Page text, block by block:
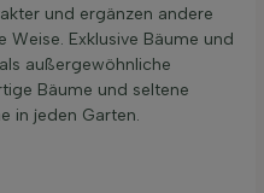
und ergänzen andere
Weise. Exklusive Bäume und
außergewöhnliche
Bäume und seltene
in jeden Garten.